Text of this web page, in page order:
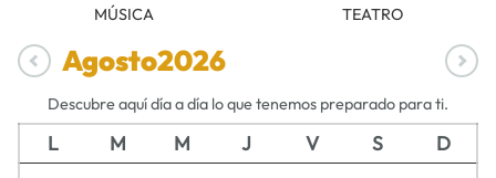
MÚSICA TEATRO
Agosto2026
Descubre aquí día a día lo que tenemos preparado para ti.
L M M J V S D